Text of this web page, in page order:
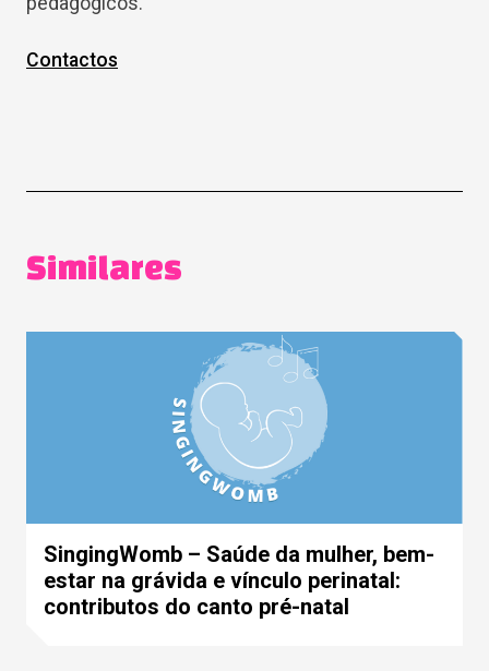
Contactos
Similares
SingingWomb – Saúde da mulher, bem-
estar na grávida e vínculo perinatal:
contributos do canto pré-natal